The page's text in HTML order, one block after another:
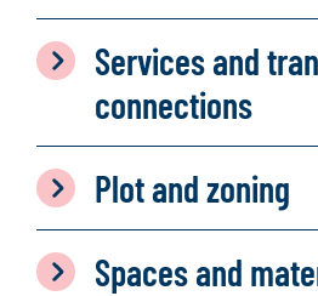
Services and
connections
Plot and zoning
Spaces and